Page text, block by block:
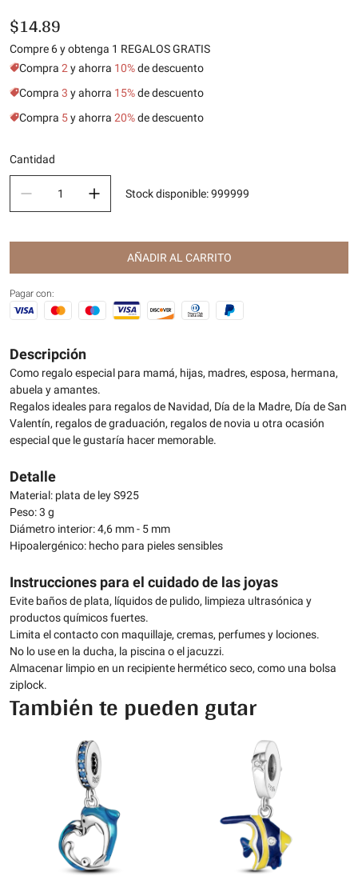
$14.89
Compre 6 y obtenga 1 REGALOS GRATIS
Compra 2 y ahorra 10%de descuento
Compra 3 y ahorra 15%de descuento
Compra 5y ahorra 20%de descuento
Cantidad
Stock disponible:999999
AÑADIR AL CARRITO
Pagar con:
Descripción
Como regalo especial para mamá, hijas, madres, esposa, hermana,
abuela y amantes.
Regalos ideales para regalos de Navidad, Día de la Madre, Día de San
Valentín, regalos de graduación, regalos de novia u otra ocasión
especial que le gustaría hacer memorable.
Detalle
Material: plata de ley S925
Peso: 3 g
Diámetro interior: 4,6 mm - 5 mm
Hipoalergénico: hecho para pieles sensibles
Instrucciones para el cuidado de las joyas
Evite baños de plata, líquidos de pulido, limpieza ultrasónica y
productos químicos fuertes.
Limita el contacto con maquillaje, cremas, perfumes y lociones.
No lo use en la ducha, la piscina o el jacuzzi.
Almacenar limpio en un recipiente hermético seco, como una bolsa
ziplock.
También te pueden gutar